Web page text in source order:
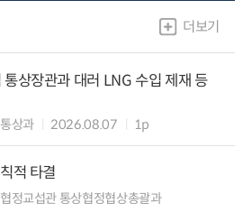
더보기
상장관과 대러 LNG 수입 제재 등
상과 2026.08.07 1p
적 타결
정교섭관 통상협정협상총괄과